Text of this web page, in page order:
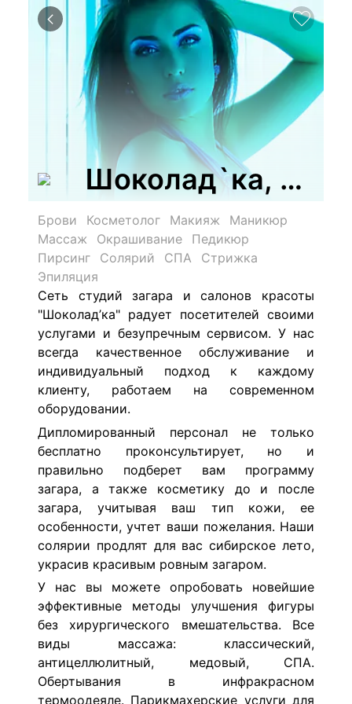
Шоколад`ка, сеть
Брови Косметолог Макияж
Маникюр
Массаж
Окрашивание
Педикюр
Пирсинг
Солярий СПА
Стрижка
Эпиляция
Сеть студий загара и салонов красоты
"Шоколад’ка" радует посетителей своими
услугами и безупречным сервисом. У нас
всегда качественное обслуживание и
индивидуальный подход к каждому
клиенту, работаем на современном
оборудовании.
Дипломированный персонал не только
бесплатно проконсультирует, но и
правильно подберет вам программу
загара, а также косметику до и после
загара, учитывая ваш тип кожи, ее
особенности, учтет ваши пожелания. Наши
солярии продлят для вас сибирское лето,
украсив красивым ровным загаром.
У нас вы можете опробовать новейшие
эффективные методы улучшения фигуры
без хирургического вмешательства. Все
виды массажа: классический,
антицеллюлитный, медовый, СПА.
Обертывания в инфракрасном
термоодеяле. Парикмахерские услуги для